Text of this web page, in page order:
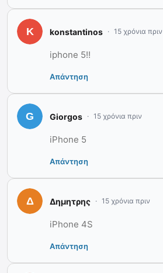
konstantinos 15 χρόνια πριν
iphone 5!!
Απάντηση
Giorgos 15 χρόνια πριν
iPhone 5
Απάντηση
Δημητρης 15 χρόνια πριν
iPhone 4S
Απάντηση